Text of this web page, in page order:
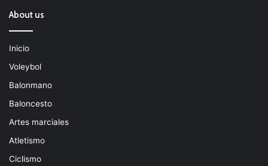
About us
Inicio
Voleybol
Balonmano
Baloncesto
Artes marciales
Atletismo
Ciclismo